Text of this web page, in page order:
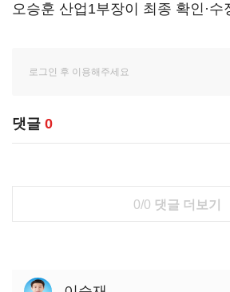
오승훈 산업1부장이 최종 확인·수
댓글 0
0/0 댓글 더보기